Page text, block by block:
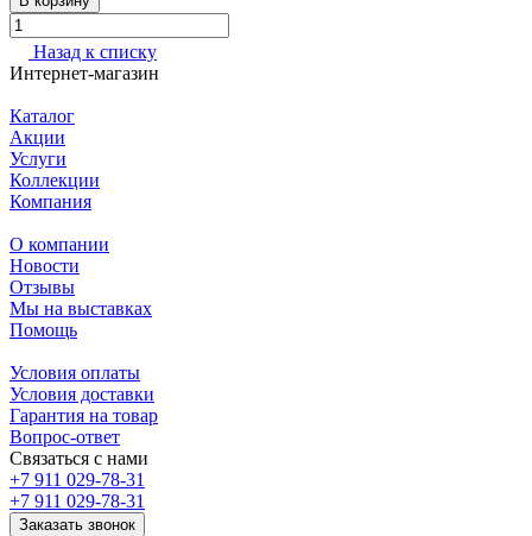
Назад к списку
Интернет-магазин
Каталог
Акции
Услуги
Коллекции
Компания
О компании
Новости
Отзывы
Мы на выставках
Помощь
Условия оплаты
Условия доставки
Гарантия на товар
Вопрос-ответ
Связаться с нами
+7 911 029-78-31
+7 911 029-78-31
Заказать звонок